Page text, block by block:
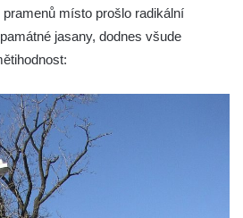
Kamenném Újezdě
ulic Latrán a K
ve Velešíně
Václava ve Velešíně
ve Velešíně
čp. 127 v Římově
místo prošlo radikální
jasany, dodnes všude